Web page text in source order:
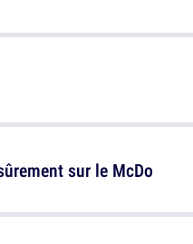
sur le McDo